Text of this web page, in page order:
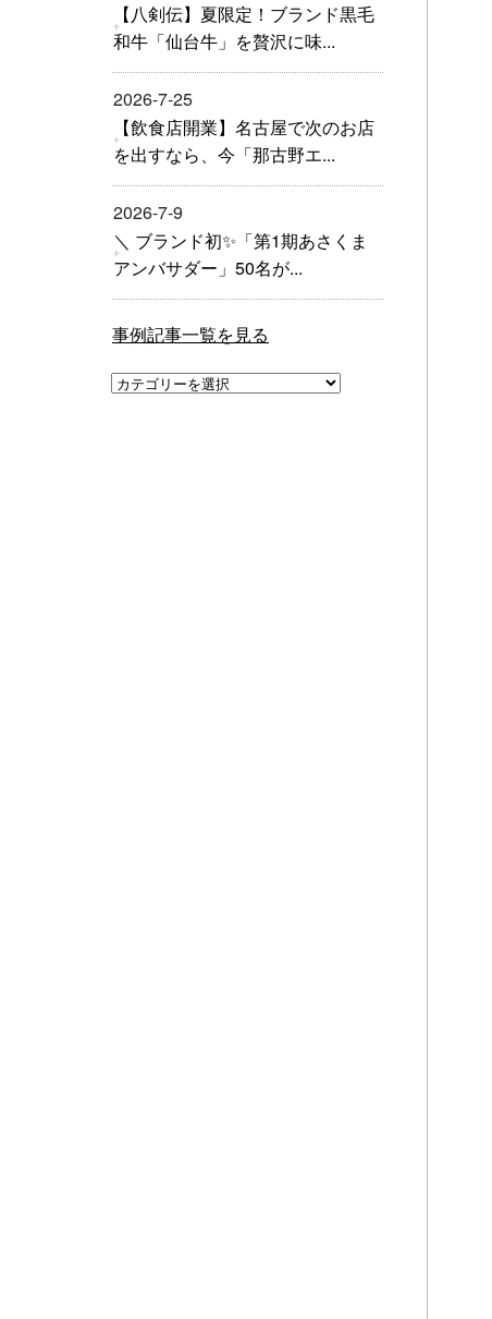
【八剣伝】夏限定！ブランド黒毛
和牛「仙台牛」を贅沢に味...
2026-7-25
【飲食店開業】名古屋で次のお店
を出すなら、今「那古野エ...
2026-7-9
＼ ブランド初✨「第1期あさくま
アンバサダー」50名が...
事例記事一覧を見る